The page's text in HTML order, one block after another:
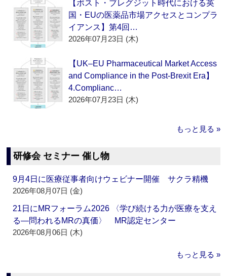
【ポスト・ブレグジット時代における英
国・EUの医薬品市場アクセスとコンプラ
イアンス】第4回…
2026年07月23日 (木)
【UK–EU Pharmaceutical Market Access
and Compliance in the Post-Brexit Era】
4.Complianc…
2026年07月23日 (木)
もっと見る »
研修会 セミナー 催し物
9月4日に医療従事者向けウェビナー開催 サクラ精機
2026年08月07日 (金)
21日にMRフォーラム2026 〈学び続ける力が医療を支え
る―問われるMRの真価〉 MR認定センター
2026年08月06日 (木)
もっと見る »